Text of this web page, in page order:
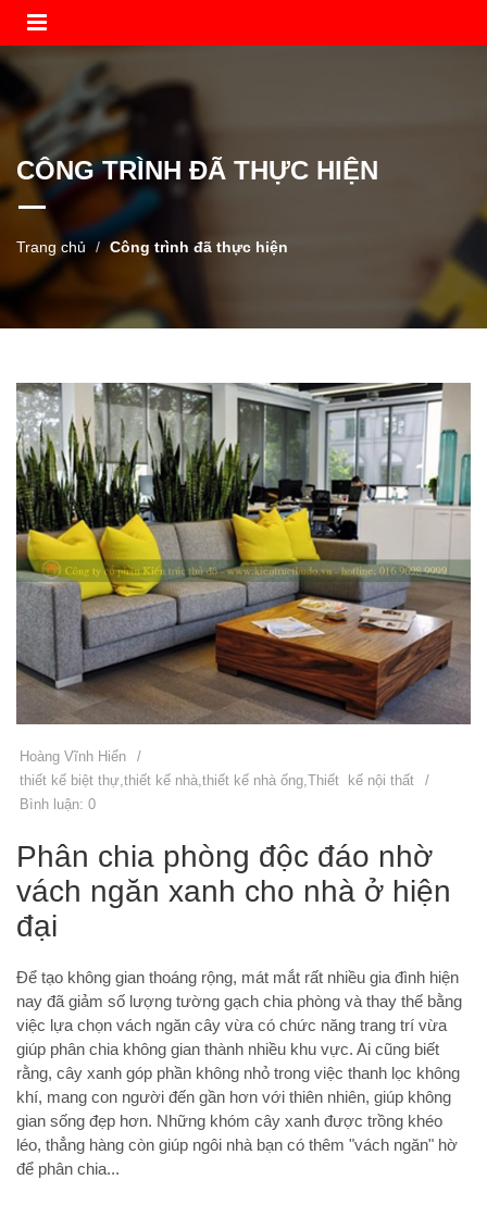
CÔNG TRÌNH ĐÃ THỰC HIỆN
Trang chủ Công trình đã thực hiện
Hoàng Vĩnh Hiển
/
thiết kế biệt thự thiết kế nhà thiết kế nhà ống Thiết kế nội thất
/
Bình luận: 0
Phân chia phòng độc đáo nhờ
vách ngăn xanh cho nhà ở hiện
đại
Để tạo không gian thoáng rộng, mát mắt rất nhiều gia đình hiện
nay đã giảm số lượng tường gạch chia phòng và thay thế bằng
việc lựa chọn vách ngăn cây vừa có chức năng trang trí vừa
giúp phân chia không gian thành nhiều khu vực. Ai cũng biết
rằng, cây xanh góp phần không nhỏ trong việc thanh lọc không
khí, mang con người đến gần hơn với thiên nhiên, giúp không
gian sống đẹp hơn. Những khóm cây xanh được trồng khéo
léo, thẳng hàng còn giúp ngôi nhà bạn có thêm "vách ngăn" hờ
để phân chia...